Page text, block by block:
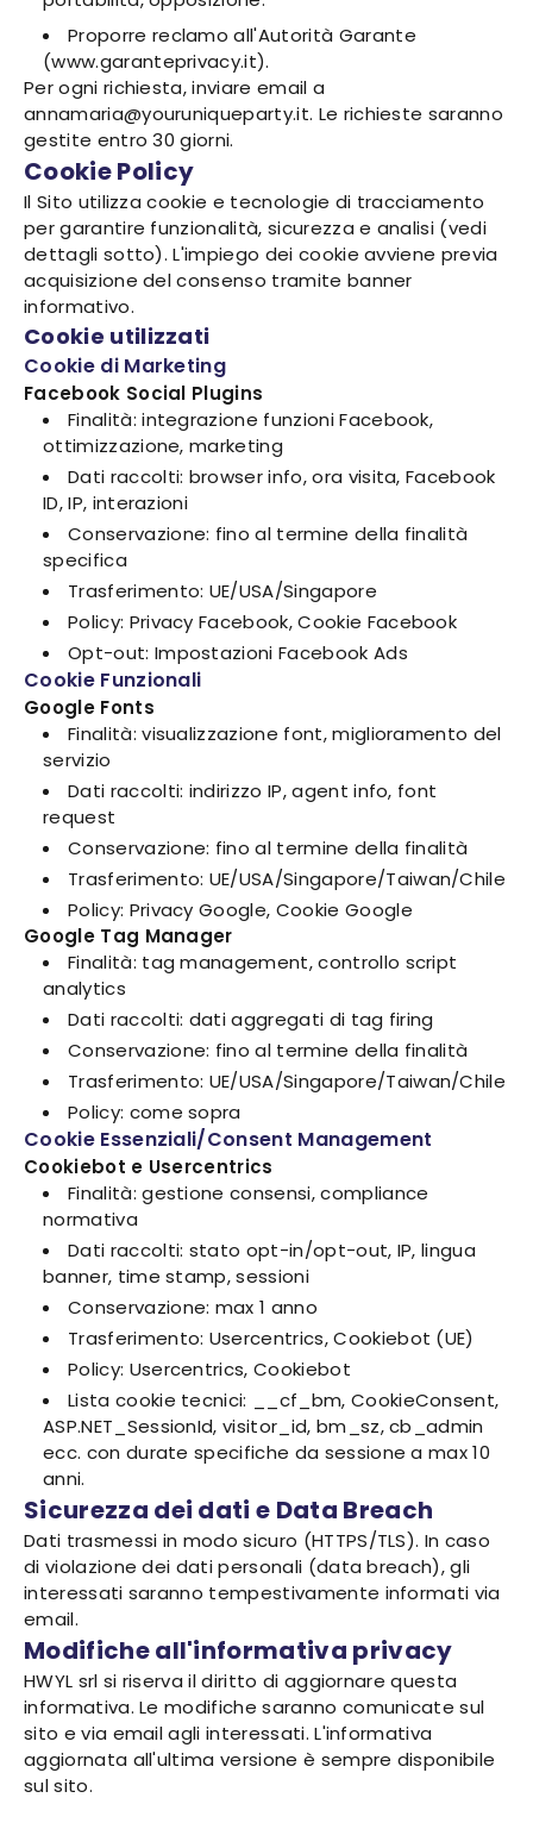
Proporre reclamo all'Autorità Garante
(www.garanteprivacy.it).
Per ogni richiesta, inviare email a
annamaria@youruniqueparty.it. Le richieste saranno
gestite entro 30 giorni.
Cookie Policy
Il Sito utilizza cookie e tecnologie di tracciamento
per garantire funzionalità, sicurezza e analisi (vedi
dettagli sotto). L'impiego dei cookie avviene previa
acquisizione del consenso tramite banner
informativo.
Cookie utilizzati
Cookie di Marketing
Facebook Social Plugins
Finalità: integrazione funzioni Facebook,
ottimizzazione, marketing
Dati raccolti: browser info, ora visita, Facebook
ID, IP, interazioni
Conservazione: fino al termine della finalità
specifica
Trasferimento: UE/USA/Singapore
Policy: Privacy Facebook, Cookie Facebook
Opt-out: Impostazioni Facebook Ads
Cookie Funzionali
Google Fonts
Finalità: visualizzazione font, miglioramento del
servizio
Dati raccolti: indirizzo IP, agent info, font
request
Conservazione: fino al termine della finalità
Trasferimento: UE/USA/Singapore/Taiwan/Chile
Policy: Privacy Google, Cookie Google
Google Tag Manager
Finalità: tag management, controllo script
analytics
Dati raccolti: dati aggregati di tag firing
Conservazione: fino al termine della finalità
Trasferimento: UE/USA/Singapore/Taiwan/Chile
Policy: come sopra
Cookie Essenziali/Consent Management
Cookiebot e Usercentrics
Finalità: gestione consensi, compliance
normativa
Dati raccolti: stato opt-in/opt-out, IP, lingua
banner, time stamp, sessioni
Conservazione: max 1 anno
Trasferimento: Usercentrics, Cookiebot (UE)
Policy: Usercentrics, Cookiebot
Lista cookie tecnici: __cf_bm, CookieConsent,
ASP.NET_SessionId, visitor_id, bm_sz, cb_admin
ecc. con durate specifiche da sessione a max 10
anni.
Sicurezza dei dati e Data Breach
Dati trasmessi in modo sicuro (HTTPS/TLS). In caso
di violazione dei dati personali (data breach), gli
interessati saranno tempestivamente informati via
email.
Modifiche all'informativa privacy
HWYL srl si riserva il diritto di aggiornare questa
informativa. Le modifiche saranno comunicate sul
sito e via email agli interessati. L'informativa
aggiornata all'ultima versione è sempre disponibile
sul sito.